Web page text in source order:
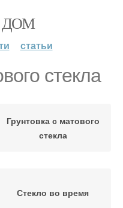
статьи
стекла
Грунтовка с матового
стекла
Стекло во время